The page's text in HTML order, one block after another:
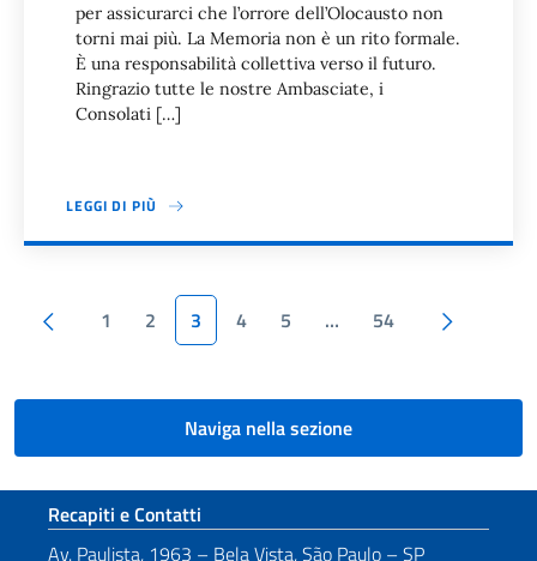
per assicurarci che l’orrore dell’Olocausto non
torni mai più. La Memoria non è un rito formale.
È una responsabilità collettiva verso il futuro.
Ringrazio tutte le nostre Ambasciate, i
Consolati […]
LEGGI DI PIÙ
Paginazione
Pagina precedente
1 2 3 4 5 … 54
Naviga nella sezione
Sezione footer
Recapiti e Contatti
Av. Paulista, 1963 – Bela Vista, São Paulo – SP